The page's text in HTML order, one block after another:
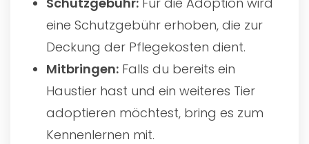
eine Schutzgebühr erhoben, die zur
Deckung der Pflegekosten dient.
Mitbringen: Falls du bereits ein
Haustier hast und ein weiteres Tier
adoptieren möchtest, bring es zum
Kennenlernen mit.